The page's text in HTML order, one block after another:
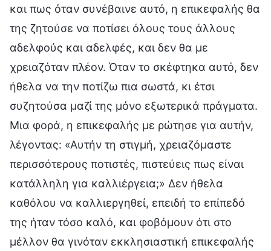
και πως όταν συνέβαινε αυτό, η επικεφαλής θα
της ζητούσε να ποτίσει όλους τους άλλους
αδελφούς και αδελφές, και δεν θα με
χρειαζόταν πλέον. Όταν το σκέφτηκα αυτό, δεν
ήθελα να την ποτίζω πια σωστά, κι έτσι
συζητούσα μαζί της μόνο εξωτερικά πράγματα.
Μια φορά, η επικεφαλής με ρώτησε για αυτήν,
λέγοντας: «Αυτήν τη στιγμή, χρειαζόμαστε
περισσότερους ποτιστές, πιστεύεις πως είναι
κατάλληλη για καλλιέργεια;» Δεν ήθελα
καθόλου να καλλιεργηθεί, επειδή το επίπεδό
της ήταν τόσο καλό, και φοβόμουν ότι στο
μέλλον θα γινόταν εκκλησιαστική επικεφαλής